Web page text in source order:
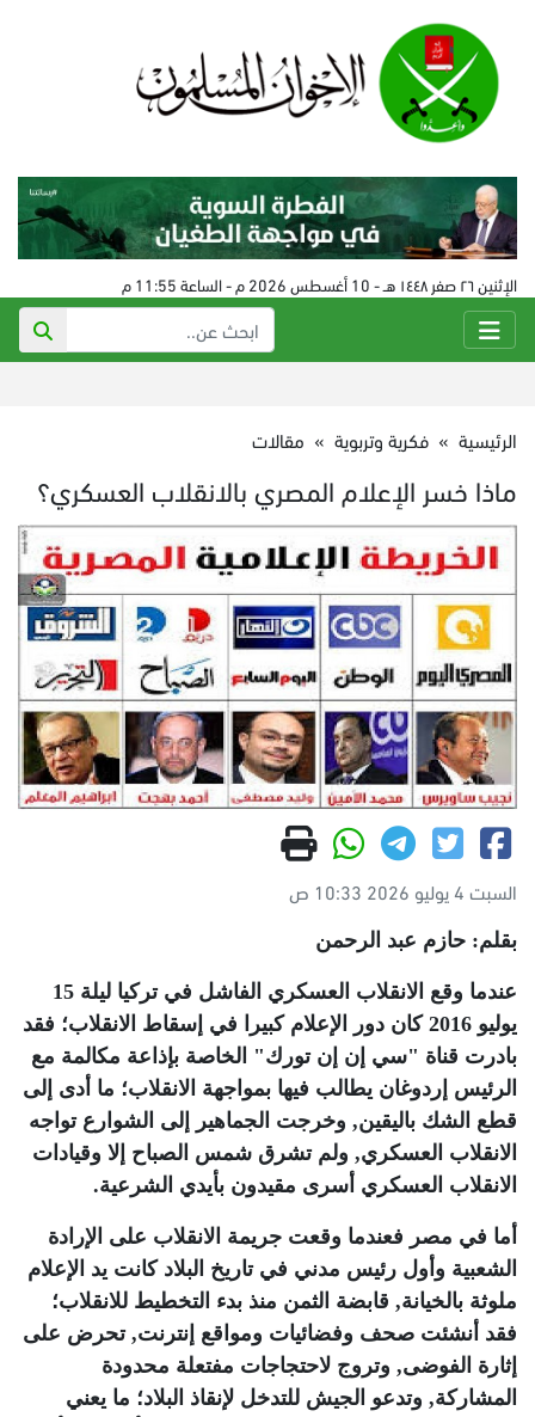
الإثنين ٢٦ صفر ١٤٤٨ هـ - 10 أغسطس 2026 م - الساعة 11:55 م
الرئيسية » فكرية وتربوية » مقالات
ماذا خسر الإعلام المصري بالانقلاب العسكري؟
السبت 4 يوليو 2026 10:33 ص
بقلم: حازم عبد الرحمن
عندما وقع الانقلاب العسكري الفاشل في تركيا ليلة 15
يوليو 2016 كان دور الإعلام كبيرا في إسقاط الانقلاب؛ فقد
بادرت قناة "سي إن إن تورك" الخاصة بإذاعة مكالمة مع
الرئيس إردوغان يطالب فيها بمواجهة الانقلاب؛ ما أدى إلى
قطع الشك باليقين, وخرجت الجماهير إلى الشوارع تواجه
الانقلاب العسكري, ولم تشرق شمس الصباح إلا وقيادات
الانقلاب العسكري أسرى مقيدون بأيدي الشرعية.
أما في مصر فعندما وقعت جريمة الانقلاب على الإرادة
الشعبية وأول رئيس مدني في تاريخ البلاد كانت يد الإعلام
ملوثة بالخيانة, قابضة الثمن منذ بدء التخطيط للانقلاب؛
فقد أنشئت صحف وفضائيات ومواقع إنترنت, تحرض على
إثارة الفوضى, وتروج لاحتجاجات مفتعلة محدودة
المشاركة, وتدعو الجيش للتدخل لإنقاذ البلاد؛ ما يعني